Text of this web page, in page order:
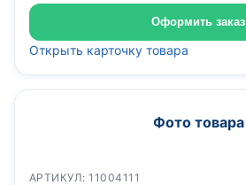
Оформить заказ
Открыть карточку товара
Фото товара
АРТИКУЛ: 11004111